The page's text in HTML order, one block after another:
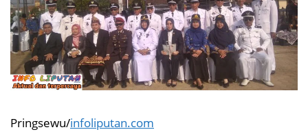
Pringsewu/infoliputan.com